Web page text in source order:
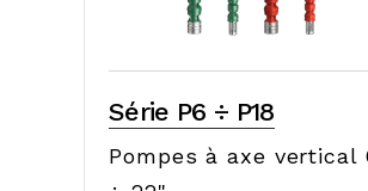
Série P6 ÷ P18
Pompes à axe vertical